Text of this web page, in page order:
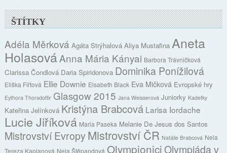
ŠTÍTKY
Adéla Měrková Agáta Strýhalová Aliya Mustafina Aneta
HolasováAnna Mária Kányai Barbora Trávničková
Clarissa Čondlová Daria Spiridonova Dominika Ponížilová
Eliška Fiřtová Ellie Downie Elsabeth Black Eva Mičková Evropské hry
Eythora Thorsdottir Glasgow 2015 Jana Weisserová Juniorky Kadetky
Kateřina Jelínková Kristýna Brabcová Larisa Iordache
Lucie Jiříková Maria Paseka Melanie De Jesus dos Santos
Mistrovství Evropy Mistrovství ČR Natálie Brabcová Nela
Tereza Kaplanová Nela Štěpandová OlympioniciOlympiáda v